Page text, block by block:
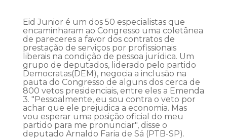
Eid Junior é um dos 50 especialistas que
encaminharam ao Congresso uma coletânea
de pareceres a favor dos contratos de
prestação de serviços por profissionais
liberais na condição de pessoa jurídica. Um
grupo de deputados, liderado pelo partido
Democratas(DEM), negocia a inclusão na
pauta do Congresso de alguns dos cerca de
800 vetos presidenciais, entre eles a Emenda
3. "Pessoalmente, eu sou contra o veto por
achar que ele prejudica a economia. Mas
vou esperar uma posição oficial do meu
partido para me pronunciar", disse o
deputado Arnaldo Faria de Sá (PTB-SP).